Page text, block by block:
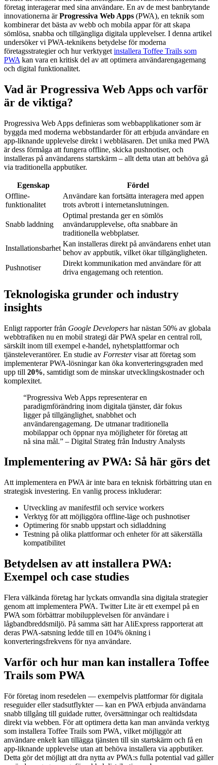
företag interagerar med sina användare. En av de mest banbrytande
innovationerna ärProgressiva Web Apps (PWA), en teknik som
kombinerar det bästa av webb och mobila appar för att skapa
sömlösa, snabba och tillgängliga digitala upplevelser. I denna artikel
undersöker vi PWA-teknikens betydelse för moderna
företagsstrategier och hur verktyget installera Toffee Trails som
PWA kan vara en kritisk del av att optimera användarengagemang
och digital funktionalitet.
Vad är Progressiva Web Apps och varför
är de viktiga?
Progressiva Web Apps definieras som webbapplikationer som är
byggda med moderna webbstandarder för att erbjuda användare en
app-liknande upplevelse direkt i webbläsaren. Det unika med PWA
är dess förmåga att fungera offline, skicka pushnotiser, och
installeras på användarens startskärm – allt detta utan att behöva gå
via traditionella appbutiker.
Egenskap
Fördel
Offline-
funktionalitet
Användare kan fortsätta interagera med appen
trots avbrott i internetanslutningen.
Snabb laddning
Optimal prestanda ger en sömlös
användarupplevelse, ofta snabbare än
traditionella webbplatser.
Installationsbarhet
Kan installeras direkt på användarens enhet utan
behov av appbutik, vilket ökar tillgängligheten.
Pushnotiser
Direkt kommunikation med användare för att
driva engagemang och retention.
Teknologiska grunder och industry
insights
Enligt rapporter från Google Developers har nästan 50% av globala
webbtrafiken nu en mobil strategi där PWA spelar en central roll,
särskilt inom till exempel e-handel, nyhetsplattformar och
tjänsteleverantörer. En studie av Forrestervisar att företag som
implementerar PWA-lösningar kan öka konverteringsgraden med
upp till 20%, samtidigt som de minskar utvecklingskostnader och
komplexitet.
“Progressiva Web Apps representerar en
paradigmförändring inom digitala tjänster, där fokus
ligger på tillgänglighet, snabbhet och
användarengagemang. De utmanar traditionella
mobilappar och öppnar nya möjligheter för företag att
nå sina mål.” – Digital Strateg från Industry Analysts
Implementering av PWA: Så här görs det
Att implementera en PWA är inte bara en teknisk förbättring utan en
strategisk investering. En vanlig process inkluderar:
Utveckling av manifestfil och service workers
Verktyg för att möjliggöra offline-läge och pushnotiser
Optimering för snabb uppstart och sidladdning
Testning på olika plattformar och enheter för att säkerställa
kompatibilitet
Betydelsen av att installera PWA:
Exempel och case studies
Flera välkända företag har lyckats omvandla sina digitala strategier
genom att implementera PWA. Twitter Lite är ett exempel på en
PWA som förbättrar mobilupplevelsen för användare i
lågbandbreddsmiljö. På samma sätt har AliExpress rapporterat att
deras PWA-satsning ledde till en 104% ökning i
konverteringsfrekvens för nya användare.
Varför och hur man kan installera Toffee
Trails som PWA
För företag inom resedelen — exempelvis plattformar för digitala
reseguider eller stadsutflykter — kan en PWA erbjuda användarna
snabb tillgång till guidade rutter, översättningar och realtidsdata
direkt via webben. För att optimera detta kan man använda verktyg
som installera Toffee Trails som PWA, vilket möjliggör att
användare enkelt kan tillägga tjänsten till sin startskärm och få en
app-liknande upplevelse utan att behöva installera via appbutiker.
Detta gör det möjligt att dra nytta av PWA:s fulla potential vad gäller